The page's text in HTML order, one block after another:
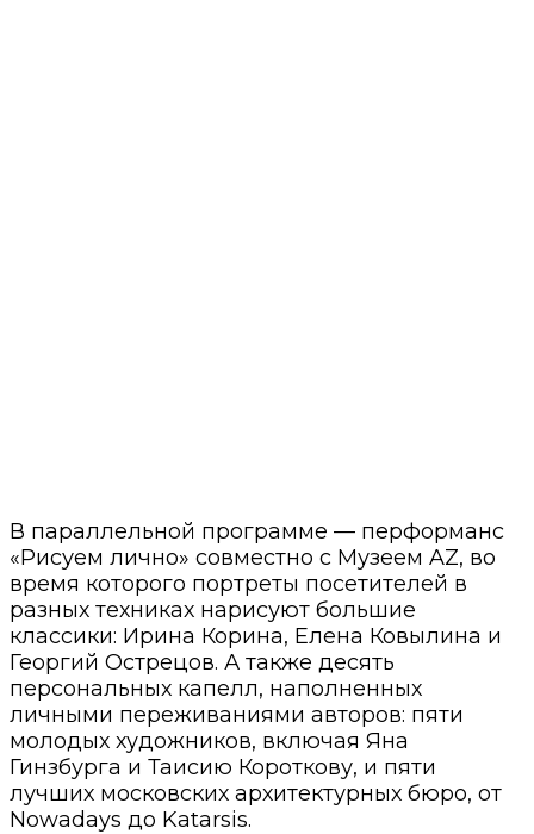
В параллельной программе — перформанс
«Рисуем лично» совместно с Музеем AZ, во
время которого портреты посетителей в
разных техниках нарисуют большие
классики: Ирина Корина, Елена Ковылина и
Георгий Острецов. А также десять
персональных капелл, наполненных
личными переживаниями авторов: пяти
молодых художников, включая Яна
Гинзбурга и Таисию Короткову, и пяти
лучших московских архитектурных бюро, от
Nowadays до Katarsis.